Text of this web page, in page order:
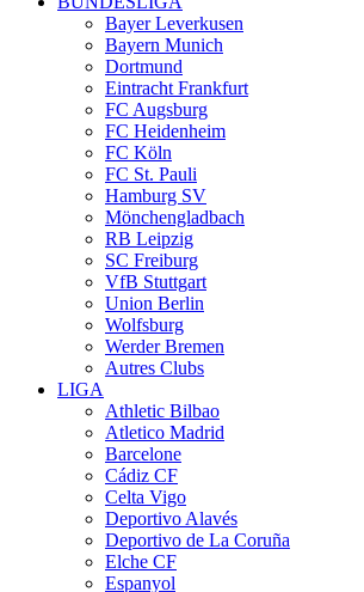
Bayer Leverkusen
Bayern Munich
Dortmund
Eintracht Frankfurt
FC Augsburg
FC Heidenheim
FC Köln
FC St. Pauli
Hamburg SV
Mönchengladbach
RB Leipzig
SC Freiburg
VfB Stuttgart
Union Berlin
Wolfsburg
Werder Bremen
Autres Clubs
LIGA
Athletic Bilbao
Atletico Madrid
Barcelone
Cádiz CF
Celta Vigo
Deportivo Alavés
Deportivo de La Coruña
Elche CF
Espanyol